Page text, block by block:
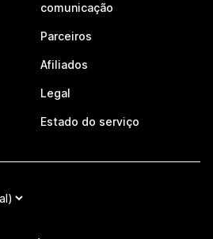
comunicação
Parceiros
Afiliados
Legal
Estado do serviço